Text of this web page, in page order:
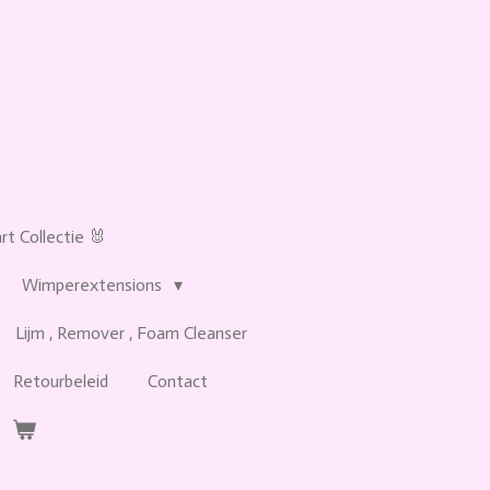
Collectie 🐰
Wimperextensions
Lijm , Remover , Foam Cleanser
Retourbeleid Contact